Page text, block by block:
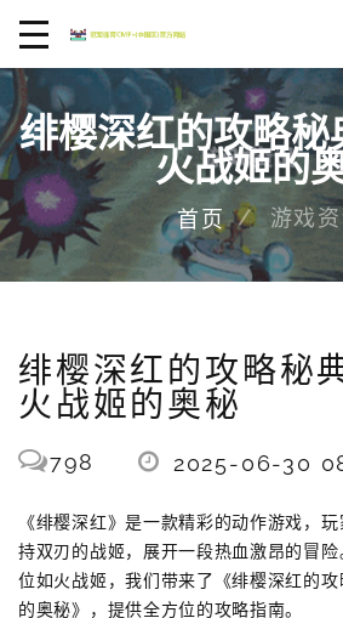
绯樱深红的攻略秘
火战姬的
首页 游戏
绯樱深红的攻略秘
火战姬的奥秘
798 2025-06-30
《绯樱深红》是一款精彩的动作游戏，
持双刃的战姬，展开一段热血激昂的冒
位如火战姬，我们带来了《绯樱深红的
的奥秘》，提供全方位的攻略指南。